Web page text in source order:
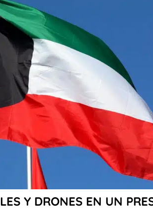
Y DRONES EN UN